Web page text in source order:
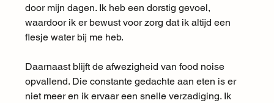
door mijn dagen. Ik heb een dorstig gevoel,
waardoor ik er bewust voor zorg dat ik altijd een
flesje water bij me heb.
Daarnaast blijft de afwezigheid van food noise
opvallend. Die constante gedachte aan eten is er
niet meer en ik ervaar een snelle verzadiging. Ik